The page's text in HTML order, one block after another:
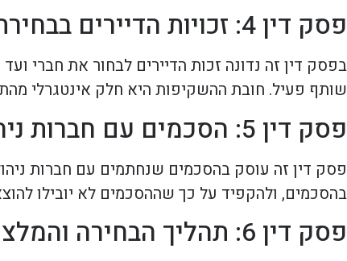
פסק דין 4: זכויות הדיירים בבחירת הוועד
בפסק דין זה נדונה זכות הדיירים לבחור את חברי
שותף פעיל. חובת ההשקיפות היא חלק אינטגרלי
פסק דין 5: הסכמים עם חברות ניהול
פסק דין זה עוסק בהסכמים שנחתמים עם חברות
בהסכמים, ולהקפיד על כך שההסכמים לא יובילו
פסק דין 6: תהליך הבחירה והמלצות